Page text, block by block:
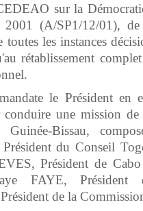
sur la
2001 (A/SP1/12/01), de
toutes les instances
rétablissement
le Président en
conduire une mission
Bissau,
du Conseil
Président de
FAYE, Président
de la